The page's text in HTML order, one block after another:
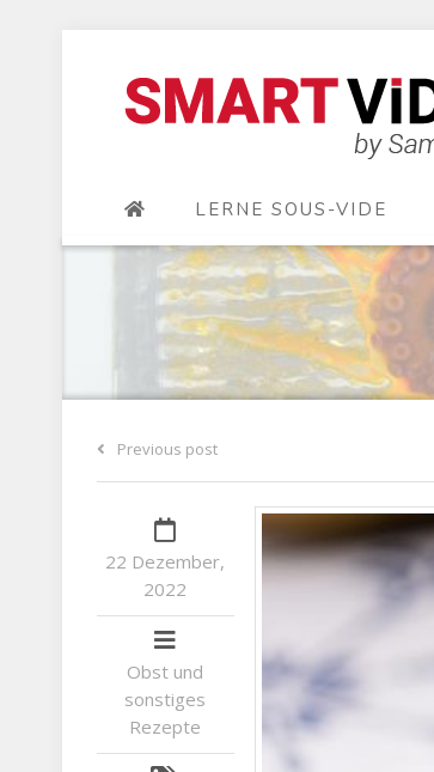
LERNE SOUS-VIDE
Previous post
22 Dezember,
2022
Obst und
sonstiges
Rezepte